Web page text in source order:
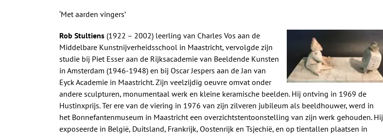
‘Met aarden vingers’
Rob Stultiens (1922 – 2002) leerling van Charles Vos aan de
Middelbare Kunstnijverheidsschool in Maastricht, vervolgde zijn
studie bij Piet Esser aan de Rijksacademie van Beeldende Kunsten
in Amsterdam (1946-1948) en bij Oscar Jespers aan de Jan van
Eyck Academie in Maastricht. Zijn veelzijdig oeuvre omvat onder
andere sculpturen, monumentaal werk en kleine keramische beelden. Hij ontving in 1969 de
Hustinxprijs. Ter ere van de viering in 1976 van zijn zilveren jubileum als beeldhouwer, werd in
het Bonnefantenmuseum in Maastricht een overzichtstentoonstelling van zijn werk gehouden. Hij
exposeerde in België, Duitsland, Frankrijk, Oostenrijk en Tsjechië, en op tientallen plaatsen in